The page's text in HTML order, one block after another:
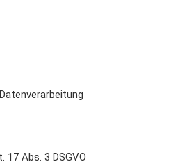
Abs. 3 DSGVO